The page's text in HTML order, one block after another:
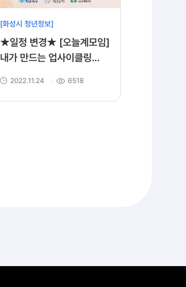
[화성시 청년정보]
★일정 변경★ [오늘계모임]
내가 만드는 업사이클링
2022.11.24 6518